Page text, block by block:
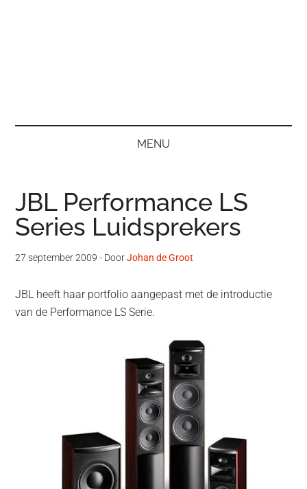
MENU
JBL Performance LS
Series Luidsprekers
27 september 2009 - DoorJohan de Groot
JBL heeft haar portfolio aangepast met de introductie
van de Performance LS Serie.